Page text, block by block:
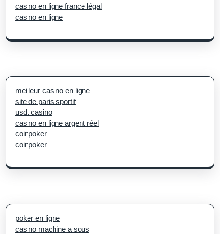
casino en ligne france légal
casino en ligne
meilleur casino en ligne
site de paris sportif
usdt casino
casino en ligne argent réel
coinpoker
coinpoker
poker en ligne
casino machine a sous